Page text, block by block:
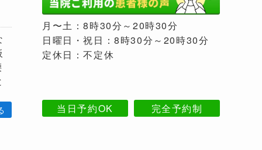
月〜土：8時30分～20時30分
日曜日・祝日：8時30分～20時30分
定休日：不定休
当日予約OK 完全予約制